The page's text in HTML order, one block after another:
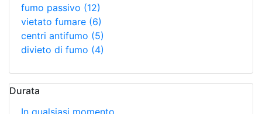
fumo passivo (12)
vietato fumare (6)
centri antifumo (5)
divieto di fumo (4)
Durata
In qualsiasi momento